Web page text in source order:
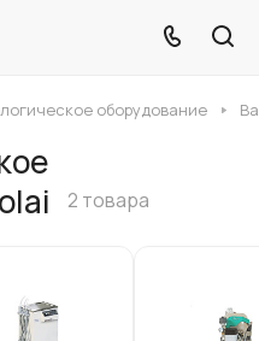
оборудование
2 товара